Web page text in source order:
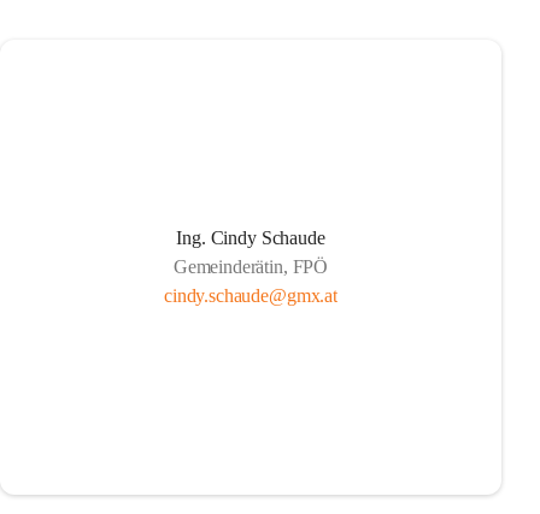
Ing. Cindy Schaude
Gemeinderätin, FPÖ
cindy.schaude@gmx.at